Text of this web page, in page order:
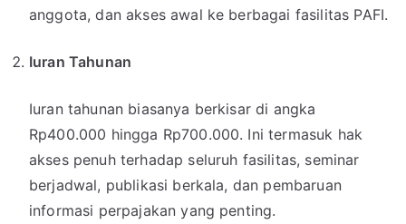
anggota, dan akses awal ke berbagai fasilitas PAFI.
Iuran Tahunan
Iuran tahunan biasanya berkisar di angka
Rp400.000 hingga Rp700.000. Ini termasuk hak
akses penuh terhadap seluruh fasilitas, seminar
berjadwal, publikasi berkala, dan pembaruan
informasi perpajakan yang penting.